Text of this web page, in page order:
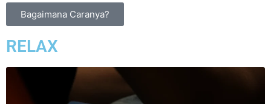
Bagaimana Caranya?
RELAX